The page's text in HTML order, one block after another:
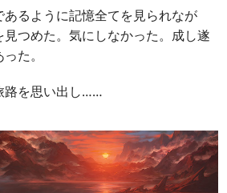
るように記憶全てを見られなが
つめた。気にしなかった。成し遂
た。
路を思い出し……